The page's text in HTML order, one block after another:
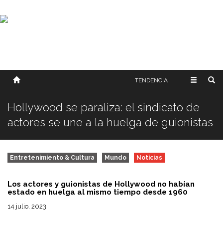
SOBRE NOSOTROS
TENDENCIA
Hollywood se paraliza: el sindicato de
actores se une a la huelga de guionistas
Entretenimiento & Cultura Mundo Noticias
Los actores y guionistas de Hollywood no habían
estado en huelga al mismo tiempo desde 1960
14 julio, 2023